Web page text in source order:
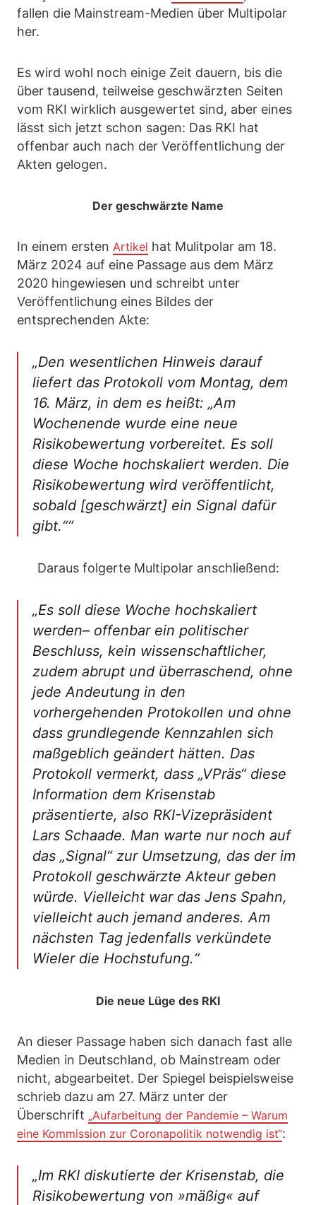
fallen die Mainstream-Medien über Multipolar
her.
Es wird wohl noch einige Zeit dauern, bis die
über tausend, teilweise geschwärzten Seiten
vom RKI wirklich ausgewertet sind, aber eines
lässt sich jetzt schon sagen: Das RKI hat
offenbar auch nach der Veröffentlichung der
Akten gelogen.
Der geschwärzte Name
In einem ersten Artikel hat Mulitpolar am 18.
März 2024 auf eine Passage aus dem März
2020 hingewiesen und schreibt unter
Veröffentlichung eines Bildes der
entsprechenden Akte:
„Den wesentlichen Hinweis darauf
liefert das Protokoll vom Montag, dem
16. März, in dem es heißt: „Am
Wochenende wurde eine neue
Risikobewertung vorbereitet. Es soll
diese Woche hochskaliert werden. Die
Risikobewertung wird veröffentlicht,
sobald [geschwärzt] ein Signal dafür
gibt.““
Daraus folgerte Multipolar anschließend:
„Es soll diese Woche hochskaliert
werden– offenbar ein politischer
Beschluss, kein wissenschaftlicher,
zudem abrupt und überraschend, ohne
jede Andeutung in den
vorhergehenden Protokollen und ohne
dass grundlegende Kennzahlen sich
maßgeblich geändert hätten. Das
Protokoll vermerkt, dass „VPräs“ diese
Information dem Krisenstab
präsentierte, also RKI-Vizepräsident
Lars Schaade. Man warte nur noch auf
das „Signal“ zur Umsetzung, das der im
Protokoll geschwärzte Akteur geben
würde. Vielleicht war das Jens Spahn,
vielleicht auch jemand anderes. Am
nächsten Tag jedenfalls verkündete
Wieler die Hochstufung.“
Die neue Lüge des RKI
An dieser Passage haben sich danach fast alle
Medien in Deutschland, ob Mainstream oder
nicht, abgearbeitet. Der Spiegel beispielsweise
schrieb dazu am 27. März unter der
Überschrift „Aufarbeitung der Pandemie – Warum
eine Kommission zur Coronapolitik notwendig ist“:
„Im RKI diskutierte der Krisenstab, die
Risikobewertung von »mäßig« auf